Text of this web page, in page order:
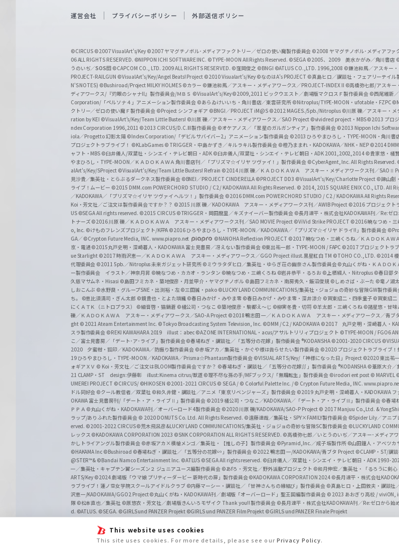
This website uses cookies
This site uses cookies. For more details, please see ourPrivacy Policy.
i
c
h
w
a
r
z
b
e
O
f
f
i
c
i
a
l
C
h
a
n
n
e
l
運営会社 プライバシーポリシー 外部送信ポリシー
©CIRCUS ©2007 VisualArt's/Key ©2007 ヤマグチノボル･メディアファクトリー／ゼロの使い魔製作委員会 ©2008 ヤマグチノボル･メディアファ
06 ALL RIGHTS RESERVED. ©NIPPON ICHI SOFTWARE INC. ©TYPE-MOON All Rights Reserved. ©SEGA ©2005、2009 美水かがみ／角川書店
うのいぢ／SOS団 ©CAPCOM CO., LTD. 2009 ALL RIGHTS RESERVED. ©窪岡俊之 ©BNGI ©ATLUS CO.,LTD. 1996,2008 ©鎌池和馬／アスキー
PROJECT-RAILGUN ©VisualArt's/Key/Angel Beats! Project ©2010 Visualart's/Key ©なのはA's PROJECT ©真島ヒロ／講談社・フェアリーテイル
N'S NOTES) ©Bushiroad/Project MILKY HOLMES ©カラー ©鎌池和馬／アスキー・メディアワークス／PROJECT-INDEX II ©高橋弥七郎/アスキー
ディアワークス/『灼眼のシャナII』製作委員会/ＭＢＳ ©VisualArt's/Key©2009,2011 ビックウエスト／劇場版マクロスＦ製作委員会 ©西尾維新
Corporation/「ペルソナ４」アニメーション製作委員会 ©あらゐけいいち・角川書店／東雲研究所 ©Nitroplus/TYPE-MOON・ufotable・FZPC
クトリー／ゼロの使い魔Ｆ製作委員会 ©Project シンフォギア ©BNGI／PROJECT iM@S ©2012 MAGES./5pb./Nitroplus ©川原 礫／アスキー・メ
ration by KEI ©VisualArt's/Key/Team Little Busters! ©川原 礫／アスキー・メディアワークス／SAO Project ©vividred project・MBS ©2013 プロジ
ndex Corporation 1996,2011 ©2013 CIRCUS/D.C.III製作委員会 ©オケアノス／「翠星のガルガンティア」製作委員会 ©2013 Nippon Ichi
iola／Progetto 幻影太陽 ©Index Corporation/「デビルサバイバー2」アニメーション製作委員会 ©2013 ひろやまひろし・TYPE-MOON・角川
プロジェクトラブライブ！ ©KLabGames © TRIGGER・中島かずき／キルラキル製作委員会 ©橙乃ままれ・KADOKAWA／NHK・NEP ©2014
ャフト・MBS ©臼井儀人/双葉社・シンエイ・テレビ朝日・ADK ©臼井儀人/双葉社・シンエイ・テレビ朝日・ADK 2001,2002,2014 ©貴家悠・橘
やまひろし・TYPE-MOON／ＫＡＤＯＫＡＷＡ 角川書店刊／「プリズマ☆イリヤ ツヴァイ！」製作委員会 ©CyberAgent, Inc. All Rights Reserved.
alArt's/Key/SProject ©VisualArt's/Key/Team Little Busters! Refrain ©2014 川原 礫／ＫＡＤＯＫＡＷＡ アスキー・メディアワークス刊／SAOⅡ
見沙貴／集英社・とらぶるダークネス製作委員会 ©BNEI／PROJECT CINDERELLA ©PROJECT DD3 ©VisualArt's/Key/Charlotte Project ©諫山創
ライブ！ムービー ©2015 DMM.com POWERCHORD STUDIO / C2 / KADOKAWA All Rights Reserved. © 2014, 2015 SQUARE ENIX CO., LTD. All
／KADOKAWA／「プリズマ☆イリヤ ツヴァイ ヘルツ！」製作委員会 ©2016 DMM.com POWERCHORD STUDIO / C2 / KADOKAWA All Rights
Koi・芳文社／ご注文は製作委員会ですか？？ ©2015 川原 礫／KADOKAWA アスキー・メディアワークス刊／AWIB Project ©2016 プロジェクト
US ©SEGA All rights reserved. ©2015 CIRCUS ©TRIGGER・岡田麿里／キズナイーバー製作委員会 ©長月達平・株式会社KADOKAWA刊／Re:ゼ
トナーズ©2016 川原 礫／ＫＡＤＯＫＡＷＡ アスキー・メディアワークス刊／SAO MOVIE Project ©ViVid Strike PROJECT ©2016 暁なつめ・
o, Inc. ©けものフレンズプロジェクト/KFPA ©2016 ひろやまひろし・TYPE-MOON／KADOKAWA／「プリズマ☆イリヤ ドライ!!」製作委員会
GA／ ©Crypton Future Media, INC. www.piapro.net
©NANOHA Reflection PROJECT ©2017 暁なつめ・三嶋くろね／ＫＡＤＯＫＡＷ
京・電通 ©2015丸戸史明・深崎暮人・KADOKAWA 富士見書房／冴えない製作委員会 ©東出祐一郎・TYPE-MOON / FAPC ©2017 プロジェクトラ
ue Starlight ©2017 時雨沢恵一／ＫＡＤＯＫＡＷＡ アスキー・メディアワークス／GGO Project illust.黒星紅白 TM ©TOHO CO., LTD. ©2014 榎
代理委員会 ©2011 5pb.／Nitroplus 未来ガジェット研究所 ©ミウラタダヒロ／集英社・ゆらぎ荘の幽奈さん製作委員会©丸山くがね・ＫＡＤＯＫ
ー製作委員会 イラスト／神奈月昇 ©暁なつめ・カカオ・ランタン ©暁なつめ・三嶋くろね ©岩井恭平・るろお ©上栖綴人・Nitroplus ©春日部
久慈マサムネ・Hisasi ©島田フミカネ・築地俊彦・月並甲介・ヤマグチノボル ©島田フミカネ・南房秀久・飯沼俊規 ©しめさば・ぶーた ©竜ノ湖
しおこんぶ ©水野良・グループSNE・出渕裕・左 ©三田誠・pako ©LUCKY LAND COMMUNICATIONS/集英社・ジョジョの奇妙な冒険GW製作委員
ち。
©恵比須清司・ぎん太郎 ©鏡貴也・とよた瑣織 ©春日みかげ・みやま零 ©春日みかげ・みやま零・深井涼介 ©賀東招二・四季童子 ©賀東招二
にくＡＴＫ（ニトロプラス） ©細音啓・猫鍋蒼 ©橘公司・つなこ ©築地俊彦・駒都え～じ ©柳実冬貴・切符 ©羊太郎・三嶋くろね ©諸星悠・甘味
礫／ＫＡＤＯＫＡＷＡ アスキー・メディアワークス／SAO-A Project ©2018 鴨志田 一／ＫＡＤＯＫＡＷＡ アスキー・メディアワークス／青ブ
ght © 2021 Ateam Entertainment Inc. ©Tokyo Broadcasting System Television, Inc. ©DMM / C2 / KADOKAWA ©2017 丸戸史明・深崎暮人・
スラ製作委員会 ©REKI KAWAHARA 2019 illust：abec ©AZONE INTERNATIONAL・acus/アサルトリリィプロジェクト ©TYPE-MOON / FGO6
こ／富士見書房／「デート･ア･ライブ」製作委員会©春場ねぎ・講談社／「五等分の花嫁」製作委員会 ®KODANSHA ©2001-2020 CIRCUS
2020 夕蜜柑・狐印／KADOKAWA／防振り製作委員会 ©赤坂アカ／集英社・かぐや様は告らせたい製作委員会 ©2020 プロジェクトラブライブ
19 ひろやまひろし・TYPE-MOON／KADOKAWA／Prisma☆Phantasm製作委員会 ©VISUAL ARTS/Key/「神様になった日」Project ©2020 東出祐
ォギアＸＶ © Koi・芳文社／ご注文はBLOOM製作委員会ですか？ ©春場ねぎ・講談社／「五等分の花嫁∬」製作委員会 ®KODANSHA ©葦原大介／
21 CLAMP・ST design:伊藤彰 illust:Kinema citrus/獣道 ©理不尽な孫の手/MFブックス/「無職転生」製作委員会 ©irodori ent post © MARVEL
UMEREI PROJECT ©CIRCUS/ ©HIKOSEN ©2001-2021 CIRCUS © SEGA / © Colorful Palette Inc. / © Crypton Future Media, INC.
ドル同好会 ©クール教信者／双葉社 ©和久井健・講談社／アニメ「東京リベンジャーズ」製作委員会 ©2019 丸戸史明・深崎暮人・KADOKAWA
OKAWA 富士見書房刊/「デート・ア・ライブⅡ」製作委員会 ©2019 橘公司・つなこ／KADOKAWA／「デート・ア・ライブⅢ」製作委員会 ©春場
ＰＰＡ ©丸山くがね・KADOKAWA刊／オーバーロード4製作委員会 ©2020 川原 礫/KADOKAWA/SAO-P Project © 2017 Manjuu Co.,Ltd. &
ラップ/ありふれた製作委員会 © 2020 DONUTS Co. Ltd. All Rights Reserved. ©遠藤達哉／集英社・SPY×FAMILY製作委員会 ©Spider Lily／アニプ
erved. ©2001-2022 CIRCUS©荒木飛呂彦&LUCKY LAND COMMUNICATIONS/集英社・ジョジョの奇妙な冒険SC製作委員会 ©LUCKY LAND
レックス ©KADOKAWA CORPORATION 2023 ©SNK CORPORATION ALL RIGHTS RESERVED. ©高橋弥七郎／いとうのいぢ／アスキー･メディア
かしトライアングル製作委員会 ©赤坂アカ×横槍メンゴ／集英社・【推しの子】製作委員会 ©Pyramid,Inc.／成子坂製作所 ©山田鐘人・アベツカ
©HAKAMA Inc ©Bushiroad ©春場ねぎ・講談社／「五等分の花嫁∽」製作委員会 ©2022 鴨志田 一/KADOKAWA/青ブタ Project ©CLAMP・ST/講
@STER™& ©Bandai Namco Entertainment Inc. ©ATLUS ©SEGA All rights reserved. ©臼井儀人／双葉社・シンエイ・テレビ朝日・ADK 1993-
一／集英社・キャプテン翼シーズン２ ジュニアユース編製作委員会 ©あfろ・芳文社／野外活動プロジェクト ©和月伸宏／集英社・「るろうに剣
ARTS/Key ©2024 劇場版「ウマ娘 プリティーダービー 新時代の扉」製作委員会©KADOKAWA CORPORATION 2024 ©長月達平・株式会社
ラブライブ！蓮ノ空女学院スクールアイドルクラブ ©内藤マーシー・講談社／「甘神さんちの縁結び」製作委員会 ©真島ヒロ・上田敦夫・講談社
沢恵一/KADOKAWA/GGO2 Project©丸山くがね・KADOKAWA刊／劇場版「オーバーロード」聖王国編製作委員会 © 2023 あおぎり高校 / viviON,
隊 ©松本直也／集英社 ©原悠衣・芳文社／劇場版きんいろモザイク Thank you!! 製作委員会 ©長月達平・株式会社KADOKAWA刊／Re:ゼロから始
d. ©ATLUS. ©SEGA. ©GIRLS und PANZER Projekt ©GIRLS und PANZER Film Projekt ©GIRLS und PANZER Finale Projekt